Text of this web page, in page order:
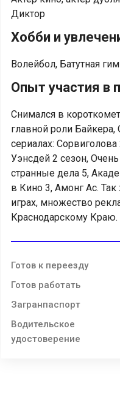
Диктор
Хобби и
Волейбол, Батутная
Опыт участия в
Снимался в
главной роли
сериалах:
Уэнсдей 2 сезон,
странные дела 5,
в Кино 3, Амонг Ас.
играх, множество
Краснодарскому Краю.
Готов к переезду
Готов работать
Загранпаспорт
Водительское
удостоверение